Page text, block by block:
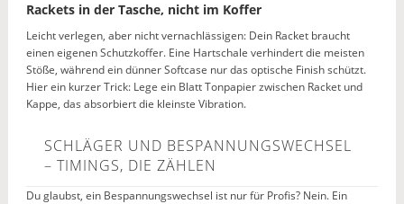
Rackets in der Tasche, nicht im Koffer
Leicht verlegen, aber nicht vernachlässigen: Dein Racket braucht
einen eigenen Schutzkoffer. Eine Hartschale verhindert die meisten
Stöße, während ein dünner Softcase nur das optische Finish schützt.
Hier ein kurzer Trick: Lege ein Blatt Tonpapier zwischen Racket und
Kappe, das absorbiert die kleinste Vibration.
SCHLÄGER UND BESPANNUNGSWECHSEL
– TIMINGS, DIE ZÄHLEN
Du glaubst, ein Bespannungswechsel ist nur für Profis? Nein. Ein